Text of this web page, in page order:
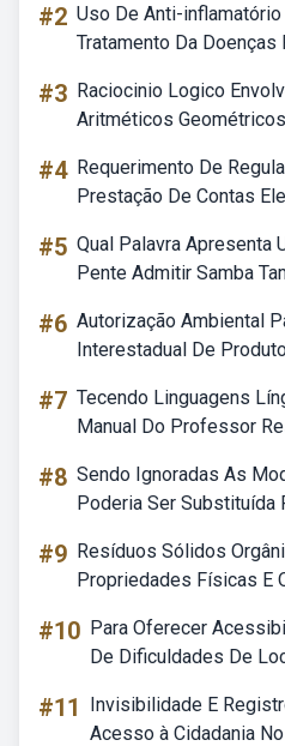
#2 Uso De Anti-
Tratamento Da Doenças
#3 Raciocinio Logico
Aritméticos
#4 Requerimento De
Prestação De Contas
#5 Qual Palavra Apresenta
Pente Admitir Samba
#6 Autorização Ambiental
Interestadual De
#7 Tecendo Linguagens
Manual Do Professor
#8 Sendo Ignoradas As
Poderia Ser Substituída
#9 Resíduos Sólidos
Propriedades Físicas E
#10 Para Oferecer
De Dificuldades De
#11
Invisibilidade E
Acesso à Cidadania